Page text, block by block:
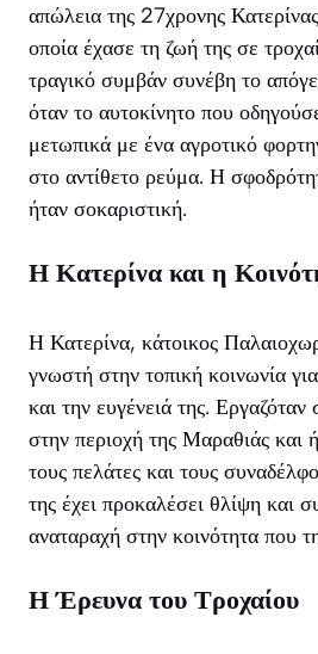
απώλεια της 27χρονης
οποία έχασε τη ζωή της σε
τραγικό συμβάν συνέβη το
όταν το αυτοκίνητο που
μετωπικά με ένα αγροτικό
στο αντίθετο ρεύμα. Η
ήταν σοκαριστική.
Η Κατερίνα και η
Η Κατερίνα, κάτοικος
γνωστή στην τοπική κοινωνία
και την ευγένειά της.
στην περιοχή της Μαραθιάς και
τους πελάτες και τους
της έχει προκαλέσει θλίψη και
αναταραχή στην κοινότητα που
Η Έρευνα του Τροχαίου